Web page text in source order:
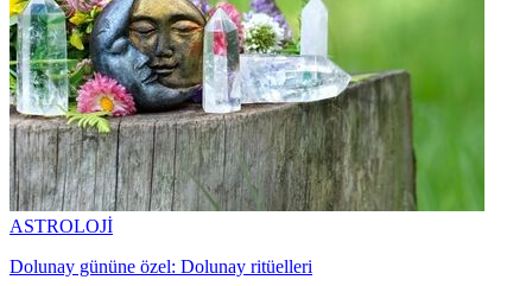
ASTROLOJİ
Dolunay gününe özel: Dolunay ritüelleri